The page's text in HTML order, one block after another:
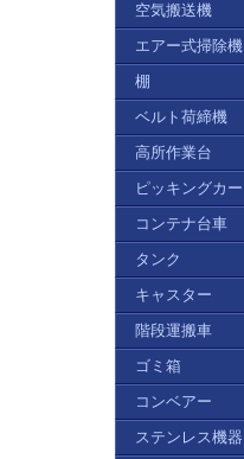
空気搬送機
エアー式掃除機
棚
ベルト荷締機
高所作業台
ピッキングカー
コンテナ台車
タンク
キャスター
階段運搬車
ゴミ箱
コンベアー
ステンレス機器